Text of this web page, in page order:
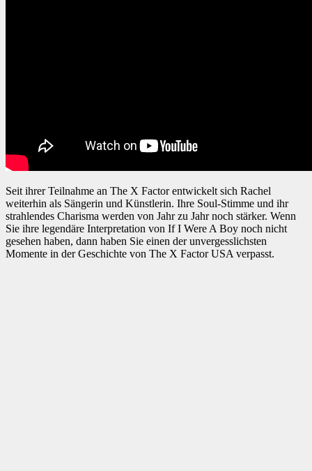
Seit ihrer Teilnahme an The X Factor entwickelt sich Rachel
weiterhin als Sängerin und Künstlerin. Ihre Soul-Stimme und ihr
strahlendes Charisma werden von Jahr zu Jahr noch stärker. Wenn
Sie ihre legendäre Interpretation von If I Were A Boy noch nicht
gesehen haben, dann haben Sie einen der unvergesslichsten
Momente in der Geschichte von The X Factor USA verpasst.